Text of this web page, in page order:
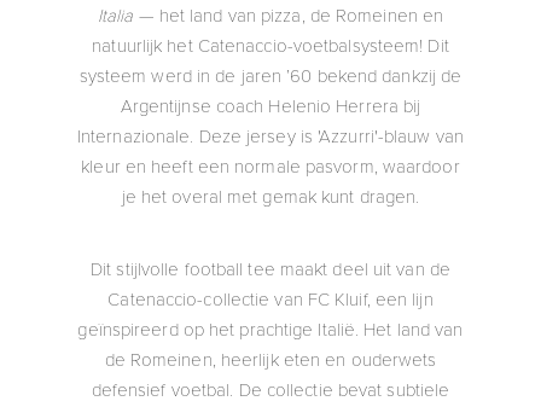
Italia — het land van pizza, de Romeinen en
natuurlijk het Catenaccio-voetbalsysteem! Dit
systeem werd in de jaren ’60 bekend dankzij de
Argentijnse coach Helenio Herrera bij
Internazionale. Deze jersey is 'Azzurri'-blauw van
kleur en heeft een normale pasvorm, waardoor
je het overal met gemak kunt dragen.
Dit stijlvolle football tee maakt deel uit van de
Catenaccio-collectie van FC Kluif, een lijn
geïnspireerd op het prachtige Italië. Het land van
de Romeinen, heerlijk eten en ouderwets
defensief voetbal. De collectie bevat subtiele